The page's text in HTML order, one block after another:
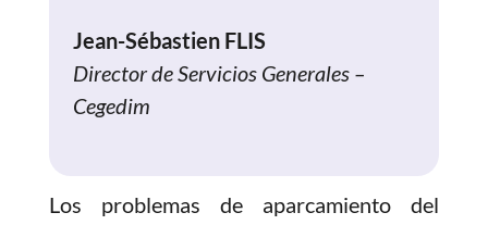
Jean-Sébastien FLIS
Director de Servicios Generales –
Cegedim
Los problemas de aparcamiento del